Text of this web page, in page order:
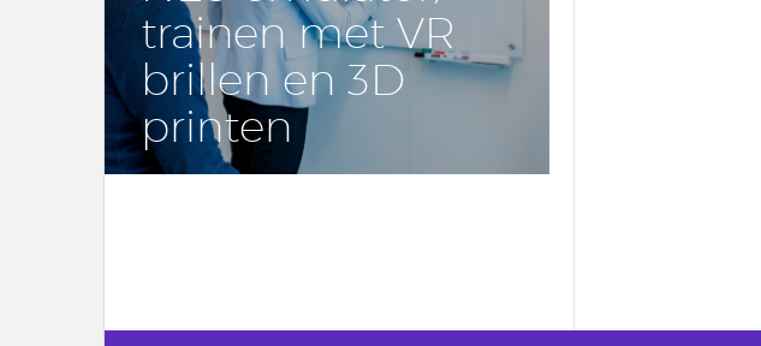
trainen met VR
brillen en 3D
printen